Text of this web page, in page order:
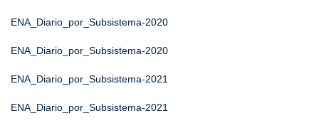
ENA_Diario_por_Subsistema-2020
ENA_Diario_por_Subsistema-2020
ENA_Diario_por_Subsistema-2021
ENA_Diario_por_Subsistema-2021